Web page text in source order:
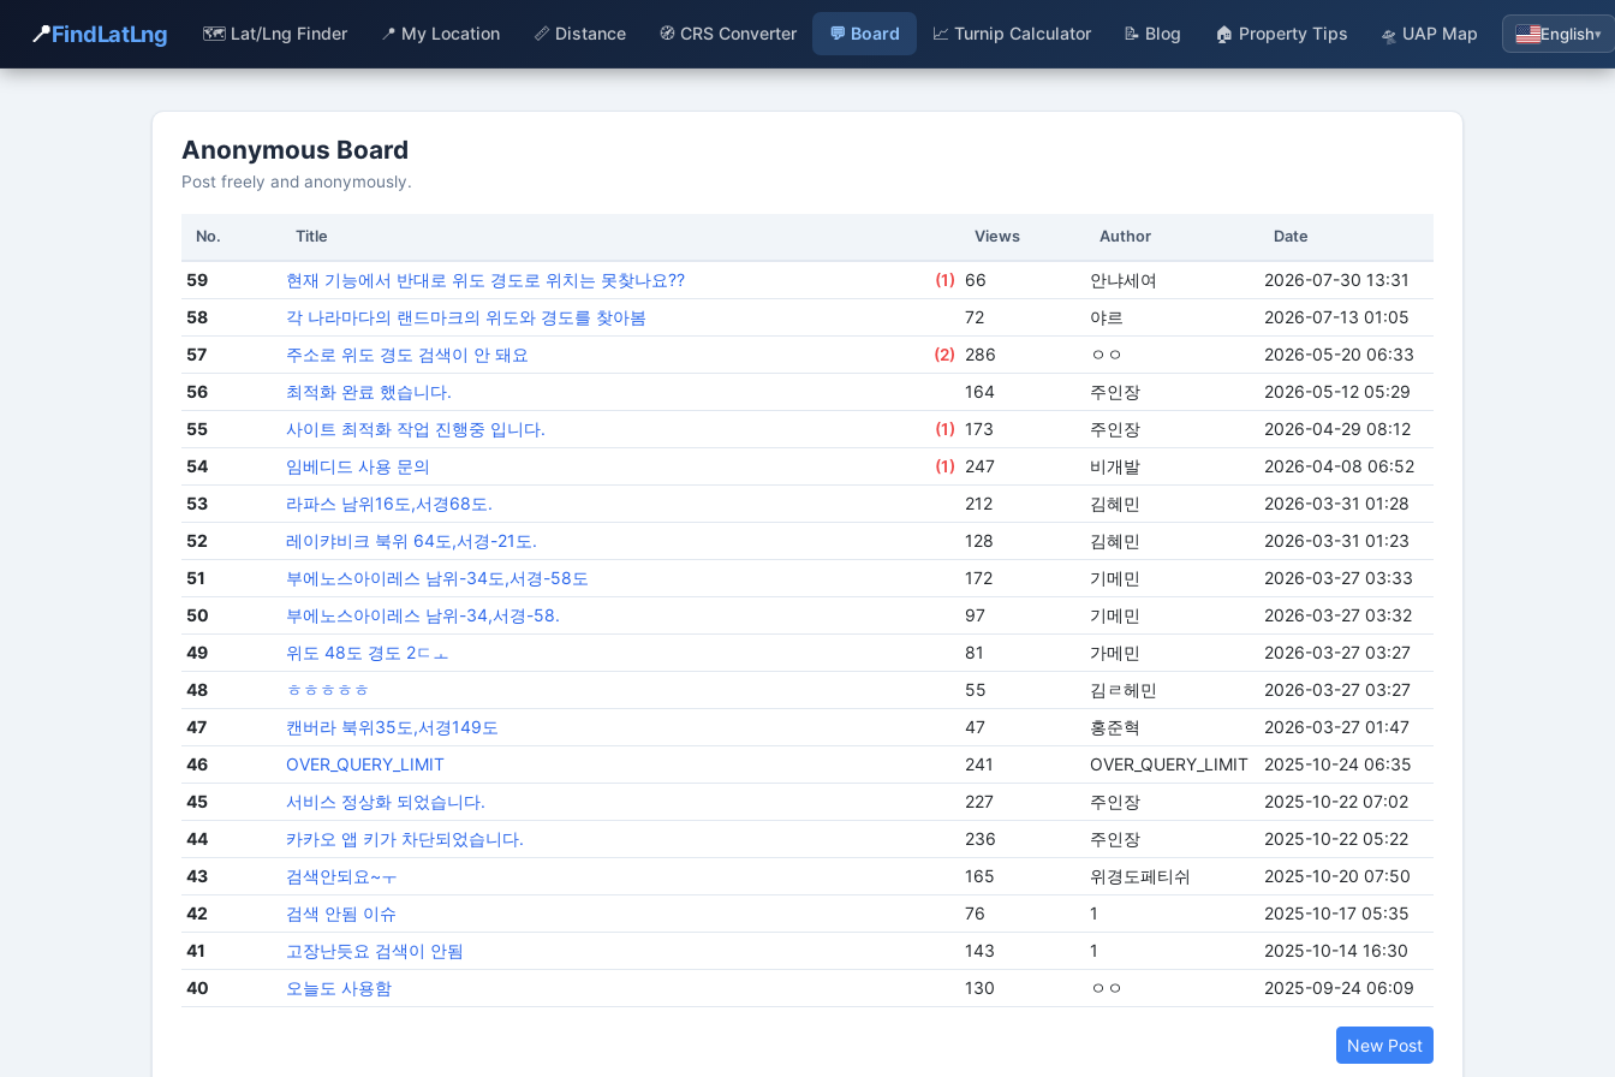
📍FindLatLng 🗺️ Lat/Lng Finder 📍 My Location 📏 Distance 🧭 CRS Converter 💬 Board 📈 Turnip Calculator 📝 Blog 🏠 Property Tips 🛸 UAP Map English▾
Anonymous Board
Post freely and anonymously.
No. Title Views Author Date
59 현재 기능에서 반대로 위도 경도로 위치는 못찾나요?? (1) 66 안냐세여
2026-07-30 13:31
58
각 나라마다의 랜드마크의 위도와 경도를 찾아봄 72 야르
2026-07-13 01:05
57
주소로 위도 경도 검색이 안 돼요 (2) 286 ㅇㅇ
2026-05-20 06:33
56
최적화 완료 했습니다. 164 주인장
2026-05-12 05:29
55
사이트 최적화 작업 진행중 입니다. (1) 173 주인장
2026-04-29 08:12
54
임베디드 사용 문의 (1) 247 비개발
2026-04-08 06:52
53
라파스 남위16도,서경68도. 212 김혜민
2026-03-31 01:28
52
레이캬비크 북위 64도,서경-21도. 128 김혜민
2026-03-31 01:23
51
부에노스아이레스 남위-34도,서경-58도 172 기메민
2026-03-27 03:33
50
부에노스아이레스 남위-34,서경-58. 97 기메민
2026-03-27 03:32
49
위도 48도 경도 2ㄷㅗ 81 가메민
2026-03-27 03:27
48
ㅎㅎㅎㅎㅎ 55 김ㄹ헤민
2026-03-27 03:27
47
캔버라 북위35도,서경149도 47 홍준혁
2026-03-27 01:47
46
OVER_QUERY_LIMIT 241 OVER_QUERY_LIMIT
2025-10-24 06:35
45
서비스 정상화 되었습니다. 227 주인장
2025-10-22 07:02
44
카카오 앱 키가 차단되었습니다. 236 주인장
2025-10-22 05:22
43
검색안되요~ㅜ 165 위경도페티쉬
2025-10-20 07:50
42
검색 안됨 이슈 76 1
2025-10-17 05:35
41
고장난듯요 검색이 안됨 143 1
2025-10-14 16:30
40
오늘도 사용함 130 ㅇㅇ 2025-09-24 06:09
New Post